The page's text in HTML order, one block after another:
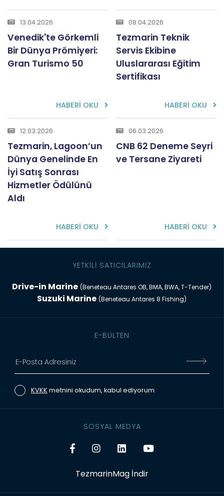
13.04.2026
Venedik'te Görkemli
Bir Dünya Prömiyeri:
Gran Turismo 50
HABERİ OKU
08.04.2026
Tezmarin Teknik
Servis Ekibine
Uluslararası Eğitim
Sertifikası
HABERİ OKU
12.03.2026
Tezmarin, Lagoon’un
Dünya Genelinde En
İyi Satış Sonrası
Hizmetler Ödülünü
Aldı
HABERİ OKU
06.03.2026
CNB 62 Deneme Seyri
ve Tersane Ziyareti
HABERİ OKU
YETKİLİ SATICILARIMIZ
Drive-in Marine (Beneteau Antares OB, BMA, BWA, T-Tender)
Suzuki Marine (Beneteau Antares 8 Fishing)
E-BÜLTEN
KVKK metnini okudum, kabul ediyorum.
SOSYAL MEDYA
TezmarinMag İndir